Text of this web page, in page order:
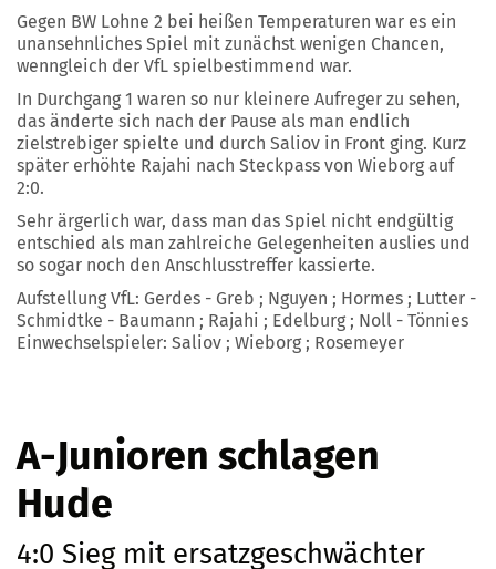
Gegen BW Lohne 2 bei heißen Temperaturen war es ein
unansehnliches Spiel mit zunächst wenigen Chancen,
wenngleich der VfL spielbestimmend war.
In Durchgang 1 waren so nur kleinere Aufreger zu sehen,
das änderte sich nach der Pause als man endlich
zielstrebiger spielte und durch Saliov in Front ging. Kurz
später erhöhte Rajahi nach Steckpass von Wieborg auf
2:0.
Sehr ärgerlich war, dass man das Spiel nicht endgültig
entschied als man zahlreiche Gelegenheiten auslies und
so sogar noch den Anschlusstreffer kassierte.
Aufstellung VfL: Gerdes - Greb ; Nguyen ; Hormes ; Lutter -
Schmidtke - Baumann ; Rajahi ; Edelburg ; Noll - Tönnies
Einwechselspieler: Saliov ; Wieborg ; Rosemeyer
A-Junioren schlagen
Hude
4:0 Sieg mit ersatzgeschwächter